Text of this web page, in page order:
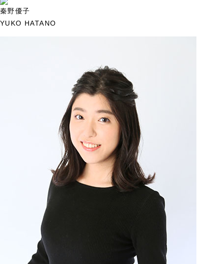
秦野優子
YUKO HATANO